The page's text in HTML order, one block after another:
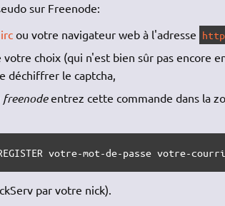
sur Freenode:
ou votre navigateur web à l'adresse
votre choix (qui n'est bien sûr pas encore
déchiffrer le captcha,
freenodeentrez cette commande dans la
votre-mot-de-passe votre-
par votre nick).